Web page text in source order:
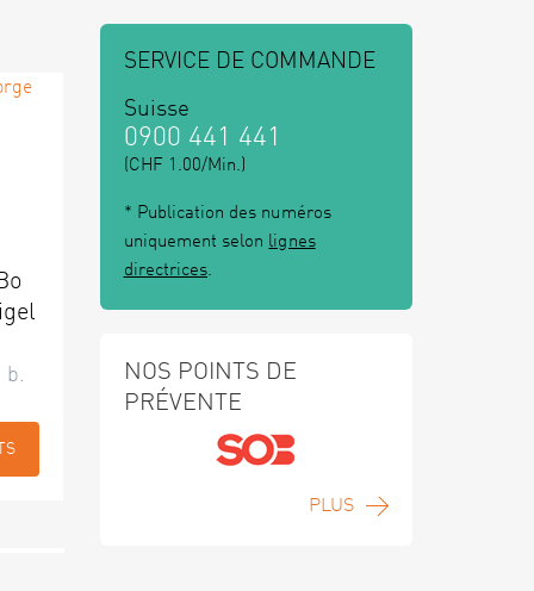
b.
SERVICE DE COMMANDE
Suisse
0900 441 441
(CHF 1.00/Min.)
* Publication des numéros
uniquement selon lignes
directrices.
NOS POINTS DE
PRÉVENTE
PLUS